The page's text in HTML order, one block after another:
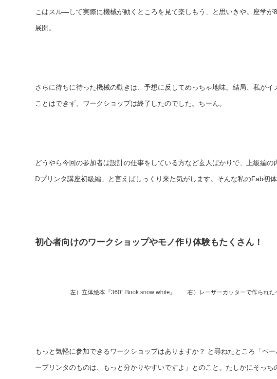
こはスル―して実際に機械が動くところを見て楽しもう、と思いきや。座学が
展開。
さらに待ちに待った機械の動きは、予想に反してめっちゃ地味。結局、私がイ
ことはできず、ワークショップは終了したのでした。ちーん。
どうやら今回の参加者は設計の仕事をしている方など玄人ばかりで、上級編の
Dプリンタ講座初級編」と言えばしっくり来た気がします。そんな私のFab初
初心者向けのワークショップやモノ作り体験もたくさん！
左）立体絵本『360° Book snow white』 右）レーザーカッターで作られた
もっと気軽に参加できるワークショップはありますか？ と尋ねたところ「ペ
ープリンタのものは、もっと分かりやすいですよ」とのこと。たしかにそっち